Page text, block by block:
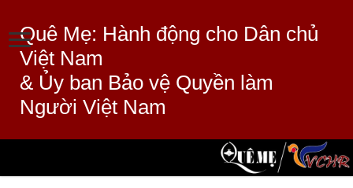
Quê Mẹ: Hành động cho Dân chủ
Việt Nam
& Ủy ban Bảo vệ Quyền làm
Người Việt Nam